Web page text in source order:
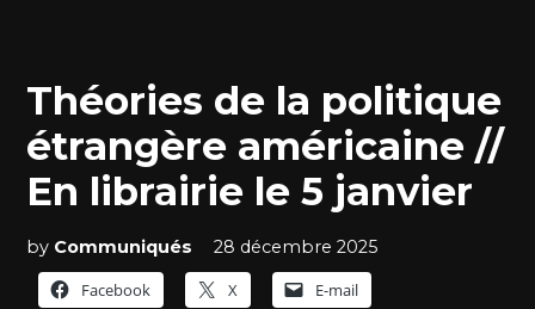
Théories de la politique
étrangère américaine //
En librairie le 5 janvier
by Communiqués
28 décembre 2025
Facebook
X E-mail